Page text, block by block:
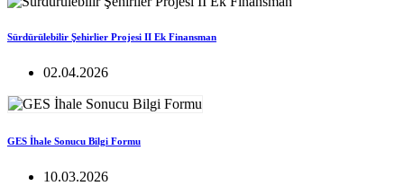
Sürdürülebilir Şehirlier Projesi II Ek Finansman
02.04.2026
GES İhale Sonucu Bilgi Formu
10.03.2026